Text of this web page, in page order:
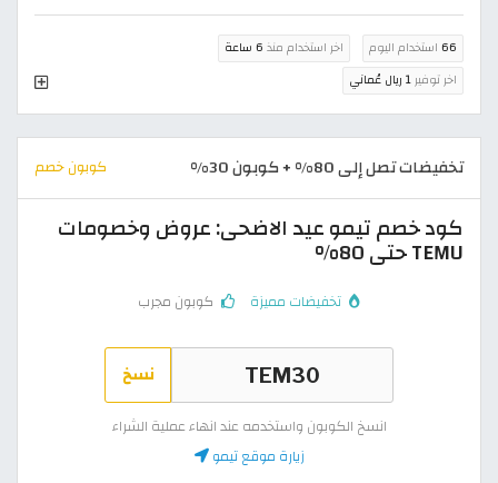
66 استخدام اليوم اخر استخدام منذ 6 ساعة
اخر توفير1 ريال عُماني
تخفيضات تصل إلى 80% + كوبون 30% كوبون خصم
كود خصم تيمو عيد الاضحى: عروض وخصومات
TEMU حتى 80%
تخفيضات مميزة كوبون مجرب
نسخ
انسخ الكوبون واستخدمه عند انهاء عملية الشراء
زيارة موقع تيمو